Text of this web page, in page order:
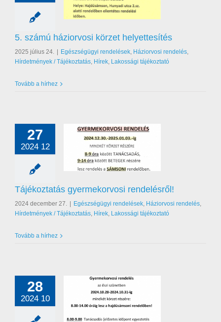
háziorvosi körzet
rendelések
rendelés
/ Tájékoztatás
tájékoztató
5. számú háziorvosi körzet helyettesítés
2025 július 24. Egészségügyi rendelések, Háziorvosi rendelés,
Hírdetmények / Tájékoztatás, Hírek, Lakossági tájékoztató
Tovább a hírhez
27
2024 12
gyermekorvosi
rendelések
rendelés
/ Tájékoztatás
tájékoztató
Tájékoztatás gyermekorvosi rendelésről!
2024 december 27. Egészségügyi rendelések, Háziorvosi rendelés,
Hírdetmények / Tájékoztatás, Hírek, Lakossági tájékoztató
Tovább a hírhez
28
2024 10
rendelés!
rendelés